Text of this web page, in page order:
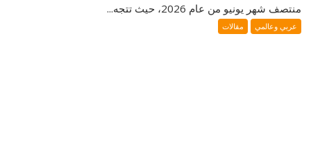
منتصف شهر يونيو من عام 2026، حيث تتجه...
عربي وعالمي مقالات